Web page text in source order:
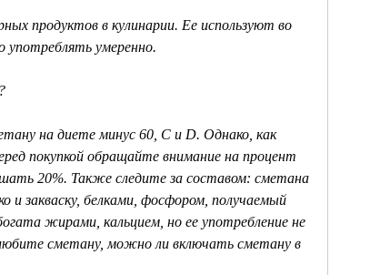
продуктов в кулинарии. Ее используют во
употреблять умеренно.
на диете минус 60, С и D. Однако, как
покупкой обращайте внимание на процент
20%. Также следите за составом: сметана
закваску, белками, фосфором, получаемый
жирами, кальцием, но ее употребление не
сметану, можно ли включать сметану в